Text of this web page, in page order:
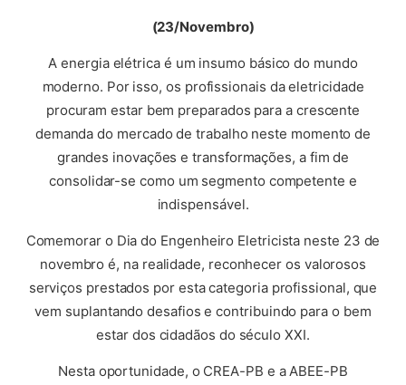
(23/Novembro)
A energia elétrica é um insumo básico do mundo
moderno. Por isso, os profissionais da eletricidade
procuram estar bem preparados para a crescente
demanda do mercado de trabalho neste momento de
grandes inovações e transformações, a fim de
consolidar-se como um segmento competente e
indispensável.
Comemorar o Dia do Engenheiro Eletricista neste 23 de
novembro é, na realidade, reconhecer os valorosos
serviços prestados por esta categoria profissional, que
vem suplantando desafios e contribuindo para o bem
estar dos cidadãos do século XXI.
Nesta oportunidade, o CREA-PB e a ABEE-PB